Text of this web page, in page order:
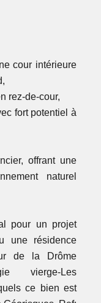
cour intérieure
rez-de-cour,
fort potentiel à
offrant une
naturel
pour un projet
une résidence
de la Drôme
vierge-Les
ce bien est